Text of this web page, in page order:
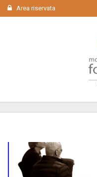
Area riservata